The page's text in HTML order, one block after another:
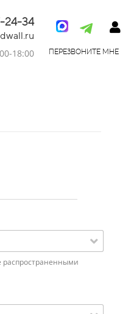
24-34
18:00
ПЕРЕЗВОНИТЕ МНЕ